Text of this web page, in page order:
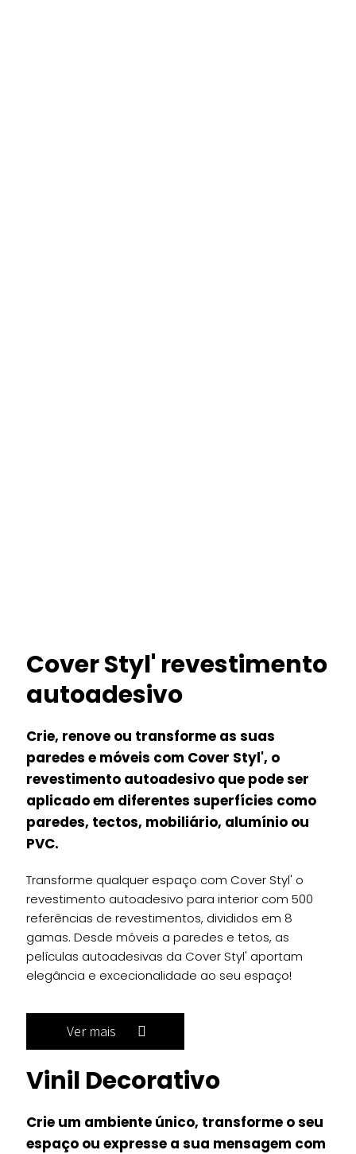
Cover Styl' revestimento
autoadesivo
Crie, renove ou transforme as suas
paredes e móveis com Cover Styl', o
revestimento autoadesivo que pode ser
aplicado em diferentes superfícies como
paredes, tectos, mobiliário, alumínio ou
PVC.
Transforme qualquer espaço com Cover Styl' o
revestimento autoadesivo para interior com 500
referências de revestimentos, divididos em 8
gamas. Desde móveis a paredes e tetos, as
películas autoadesivas da Cover Styl' aportam
elegância e excecionalidade ao seu espaço!
Ver mais
Vinil Decorativo
Crie um ambiente único, transforme o seu
espaço ou expresse a sua mensagem com